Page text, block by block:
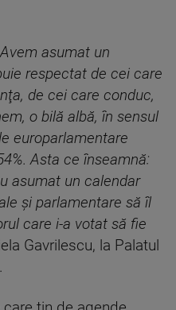
asumat un
respectat de cei care
de cei care conduc,
o bilă albă, în sensul
europarlamentare
Asta ce înseamnă:
asumat un calendar
şi parlamentare să îl
care i-a votat să fie
Gavrilescu, la Palatul